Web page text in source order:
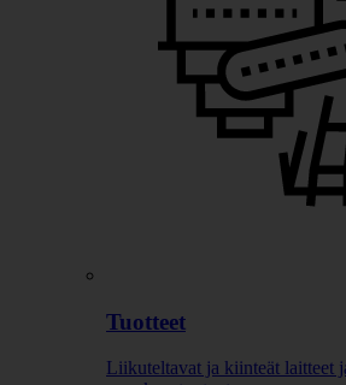
Tuotteet
Liikuteltavat ja kiinteät laitteet